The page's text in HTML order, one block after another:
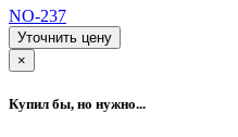
NO-237
Уточнить цену
×
Купил бы, но нужно...